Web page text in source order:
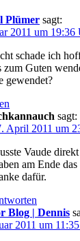
Plümer sagt:
2011 um 19:36
schade ich
zum Guten
gewendet?
sagt:
April 2011 um
Vaude
am Ende das
dafür.
Blog | Dennis
2011 um